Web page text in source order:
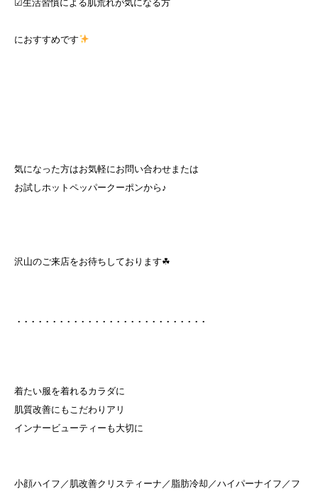
☑生活習慣による肌荒れが気になる方⁡
におすすめです
気になった方はお気軽にお問い合わせまたは⁡
お試しホットペッパークーポンから♪⁡
沢山のご来店をお待ちしております☘︎⁡
着たい服を着れるカラダに⁡
肌質改善にもこだわりアリ⁡
インナービューティーも大切に⁡
小顔ハイフ／肌改善クリスティーナ／脂肪冷却／ハイパーナイフ／フ